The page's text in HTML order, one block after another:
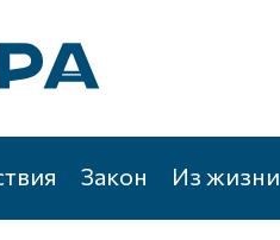
Закон Из жизни